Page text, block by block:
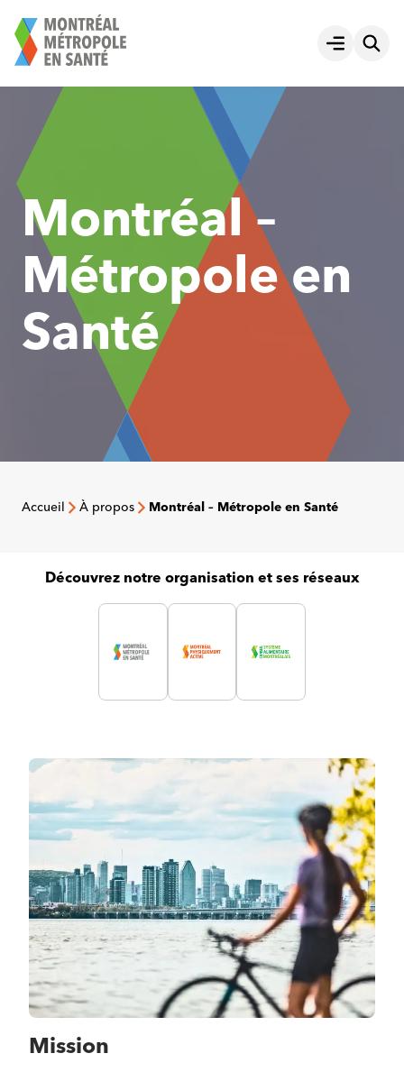
au
contenu
Ouvrir le
Montréal –
Métropole en
Santé
Accueil À propos Montréal – Métropole en Santé
Découvrez notre organisation et ses réseaux
Mission